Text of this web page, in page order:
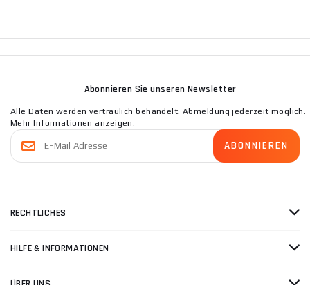
Abonnieren Sie unseren Newsletter
Alle Daten werden vertraulich behandelt. Abmeldung jederzeit möglich.
Mehr Informationen anzeigen.
RECHTLICHES
HILFE & INFORMATIONEN